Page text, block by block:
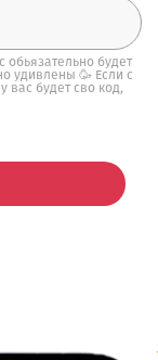
будет
удивлены 🥳 Если с
вас будет сво код,